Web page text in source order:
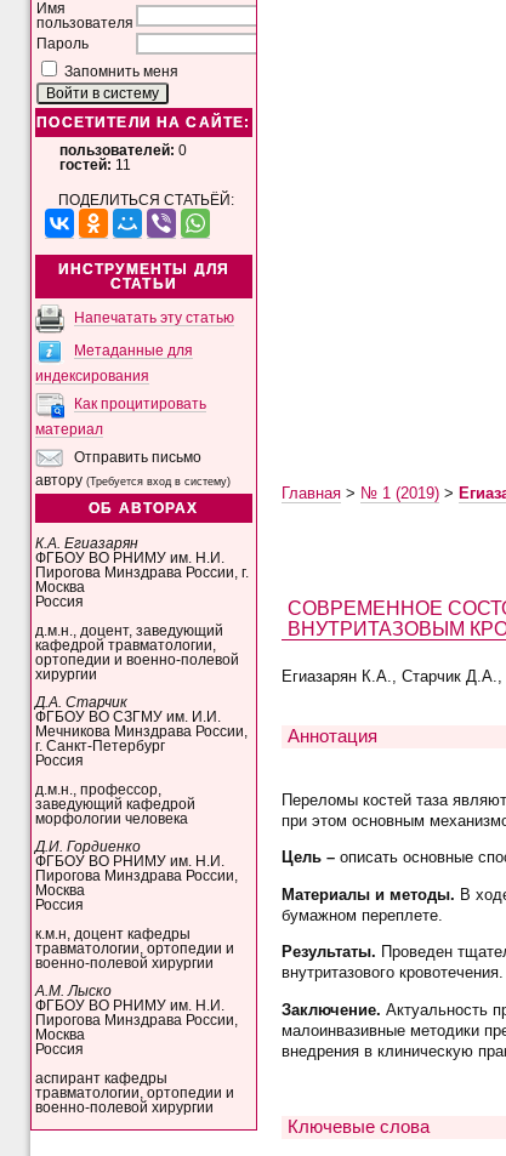
Имя
пользователя
Пароль
Запомнить меня
ПОСЕТИТЕЛИ НА САЙТЕ:
пользователей: 0
гостей: 11
ПОДЕЛИТЬСЯ СТАТЬЁЙ:
ИНСТРУМЕНТЫ ДЛЯ
СТАТЬИ
Напечатать эту статью
Метаданные для
индексирования
Как процитировать
материал
Отправить письмо
автору(Требуется вход в систему)
ОБ АВТОРАХ
К.А. Егиазарян
ФГБОУ ВО РНИМУ им. Н.И.
Пирогова Минздрава России, г.
Москва
Россия
д.м.н., доцент, заведующий
кафедрой травматологии,
ортопедии и военно-полевой
хирургии
Д.А. Старчик
ФГБОУ ВО СЗГМУ им. И.И.
Мечникова Минздрава России,
г. Санкт-Петербург
Россия
д.м.н., профессор,
заведующий кафедрой
морфологии человека
Д.И. Гордиенко
ФГБОУ ВО РНИМУ им. Н.И.
Пирогова Минздрава России,
Москва
Россия
к.м.н, доцент кафедры
травматологии, ортопедии и
военно-полевой хирургии
А.М. Лыско
ФГБОУ ВО РНИМУ им. Н.И.
Пирогова Минздрава России,
Москва
Россия
аспирант кафедры
травматологии, ортопедии и
военно-полевой хирургии
Главная> № 1 (2019)>
СОВРЕМЕННОЕ
ВНУТРИТАЗОВЫМ
Егиазарян К.А., Старчик
Аннотация
Переломы костей таза
при этом основным
Цель– описать основные
Материалы и методы. В
бумажном переплете.
Результаты. Проведен
внутритазового кровотечения.
Заключение. Актуальность
малоинвазивные методики
внедрения в клиническую
Ключевые слова